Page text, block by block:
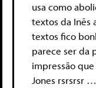
usa como
textos da Inês
textos fico
parece ser da
impressão
Jones rsrsrsr